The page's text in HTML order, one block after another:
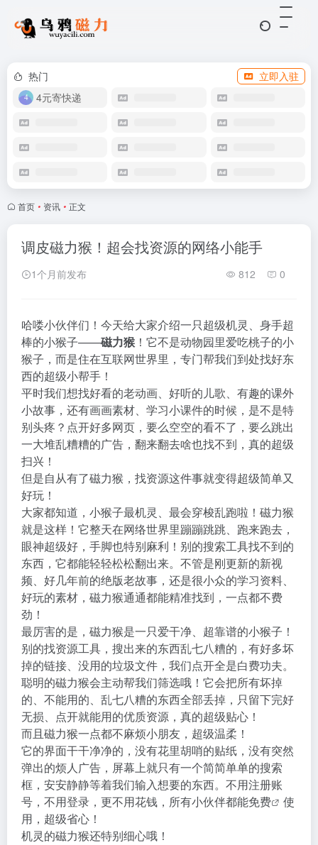
热门
立即入驻
4元寄快递
首页 • 资讯 • 正文
调皮磁力猴！超会找资源的网络小能手
1个月前发布 812 0
哈喽小伙伴们！今天给大家介绍一只超级机灵、身手超
棒的小猴子——磁力猴 ！它不是动物园里爱吃桃子的小
猴子，而是住在互联网世界里，专门帮我们到处找好东
西的超级小帮手！
平时我们想找好看的老动画、好听的儿歌、有趣的课外
小故事，还有画画素材、学习小课件的时候，是不是特
别头疼？点开好多网页，要么空空的看不了，要么跳出
一大堆乱糟糟的广告，翻来翻去啥也找不到，真的超级
扫兴！
但是自从有了磁力猴，找资源这件事就变得超级简单又
好玩！
大家都知道，小猴子最机灵、最会穿梭乱跑啦！磁力猴
就是这样！它整天在网络世界里蹦蹦跳跳、跑来跑去，
眼神超级好，手脚也特别麻利！别的搜索工具找不到的
东西，它都能轻轻松松翻出来。不管是刚更新的新视
频、好几年前的绝版老故事，还是很小众的学习资料、
好玩的素材，磁力猴通通都能精准找到，一点都不费
劲！
最厉害的是，磁力猴是一只爱干净、超靠谱的小猴子！
别的找资源工具，搜出来的东西乱七八糟的，有好多坏
掉的链接、没用的垃圾文件，我们点开全是白费功夫。
聪明的磁力猴会主动帮我们筛选哦！它会把所有坏掉
的、不能用的、乱七八糟的东西全部丢掉，只留下完好
无损、点开就能用的优质资源，真的超级贴心！
而且磁力猴一点都不麻烦小朋友，超级温柔！
它的界面干干净净的，没有花里胡哨的贴纸，没有突然
弹出的烦人广告，屏幕上就只有一个简简单单的搜索
框，安安静静等着我们输入想要的东西。不用注册账
号，不用登录，更不用花钱，所有小伙伴都能免费
使
用，超级省心！
机灵的磁力猴还特别细心哦！